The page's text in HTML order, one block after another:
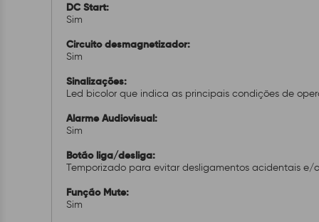
DC Start:
Sim
Circuito desmagnetizador:
Sim
Sinalizações:
Led bicolor que indica as principais condições de
Alarme Audiovisual:
Sim
Botão liga/desliga:
Temporizado para evitar desligamentos acidentais e/
Função Mute:
Sim